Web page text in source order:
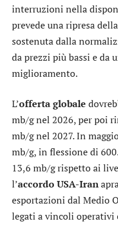
interruzioni nella
prevede una ripresa
sostenuta dalla
da prezzi più bassi e da
miglioramento.
L’offerta globale
mb/g nel 2026, per poi
mb/g nel 2027. In
mb/g, in flessione di
13,6 mb/g rispetto ai
l’accordo USA-Iran
esportazioni dal Medio
legati a vincoli